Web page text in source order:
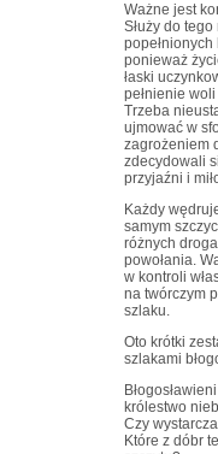
Ważne jest
Służy do
popełnionych
ponieważ
łaski
pełnienie
Trzeba
ujmować w
zagrożeniem
zdecydowali
przyjaźni i
Każdy
samym
różnych
powołania.
w kontroli
na twórczym
szlaku.
Oto krótki
szlakami
królestwo
Czy
Które z dóbr